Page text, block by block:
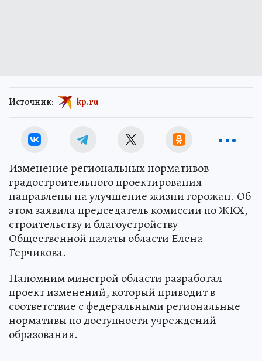
Источник: kp.ru
Изменение региональных нормативов
градостроительного проектирования
направлены на улучшение жизни горожан. Об
этом заявила председатель комиссии по ЖКХ,
строительству и благоустройству
Общественной палаты области Елена
Герчикова.
Напомним минстрой области разработал
проект изменений, который приводит в
соответствие с федеральными региональные
нормативы по доступности учреждений
образования.